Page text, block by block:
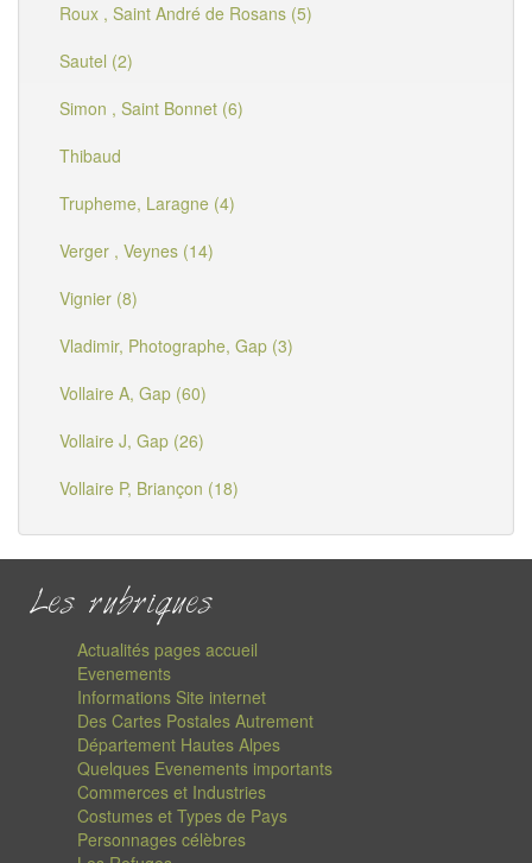
Roux , Saint André de Rosans (5)
Sautel (2)
Simon , Saint Bonnet (6)
Thibaud
Trupheme, Laragne (4)
Verger , Veynes (14)
Vignier (8)
Vladimir, Photographe, Gap (3)
Vollaire A, Gap (60)
Vollaire J, Gap (26)
Vollaire P, Briançon (18)
Les rubriques
Actualités pages accueil
Evenements
Informations Site internet
Des Cartes Postales Autrement
Département Hautes Alpes
Quelques Evenements importants
Commerces et Industries
Costumes et Types de Pays
Personnages célèbres